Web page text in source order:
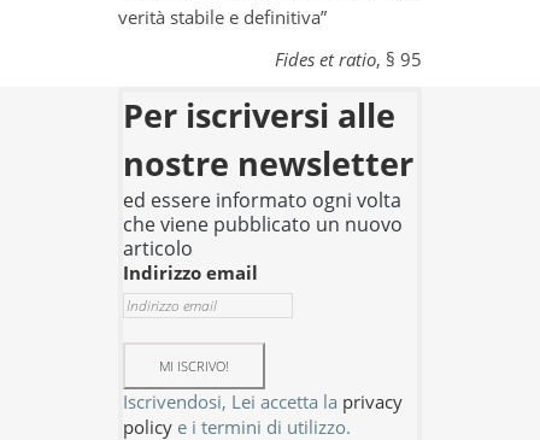
verità stabile e definitiva”
Fides et ratio, § 95
Per iscriversi alle
nostre newsletter
ed essere informato ogni volta
che viene pubblicato un nuovo
articolo
Indirizzo email
Iscrivendosi, Lei accetta la privacy
policye i termini di utilizzo.